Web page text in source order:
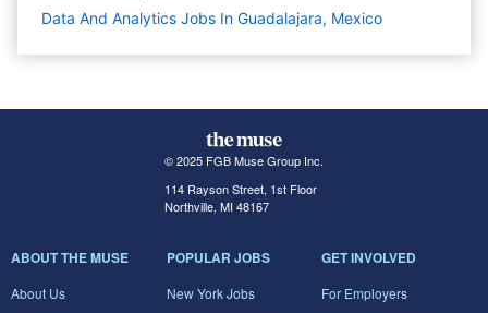
Data And Analytics Jobs In Guadalajara, Mexico
© 2025 FGB Muse Group Inc.
114 Rayson Street, 1st Floor
Northville, MI 48167
ABOUT THE MUSE
About Us
POPULAR JOBS
New York Jobs
GET INVOLVED
For Employers